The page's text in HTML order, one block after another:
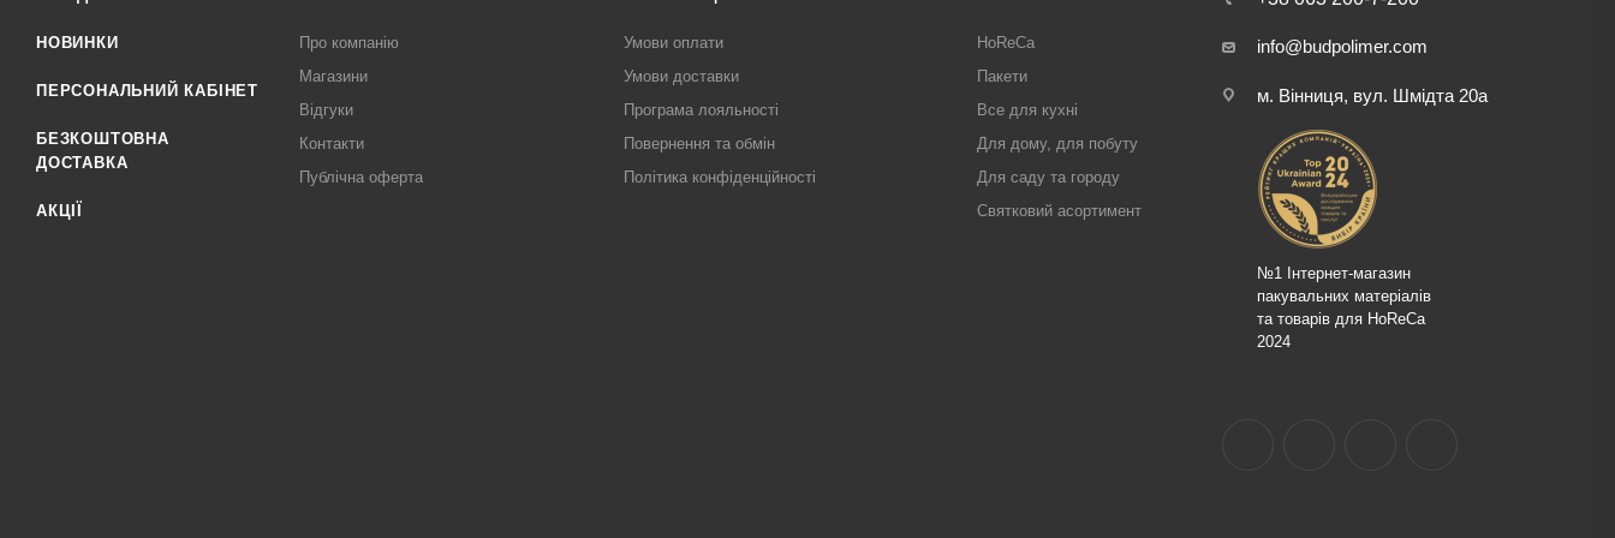
НОВИНКИ
ПЕРСОНАЛЬНИЙ КАБІНЕТ
БЕЗКОШТОВНА
ДОСТАВКА
АКЦІЇ
Про компанію
Магазини
Відгуки
Контакти
Публічна оферта
Умови оплати
Умови доставки
Програма лояльності
Повернення та обмін
Політика конфіденційності
HoReCa
Пакети
Все для кухні
Для дому, для побуту
Для саду та городу
Святковий асортимент
info@budpolimer.com
м. Вінниця, вул. Шмідта 20а
№1 Інтернет-магазин
пакувальних матеріалів
та товарів для HoReCa
2024